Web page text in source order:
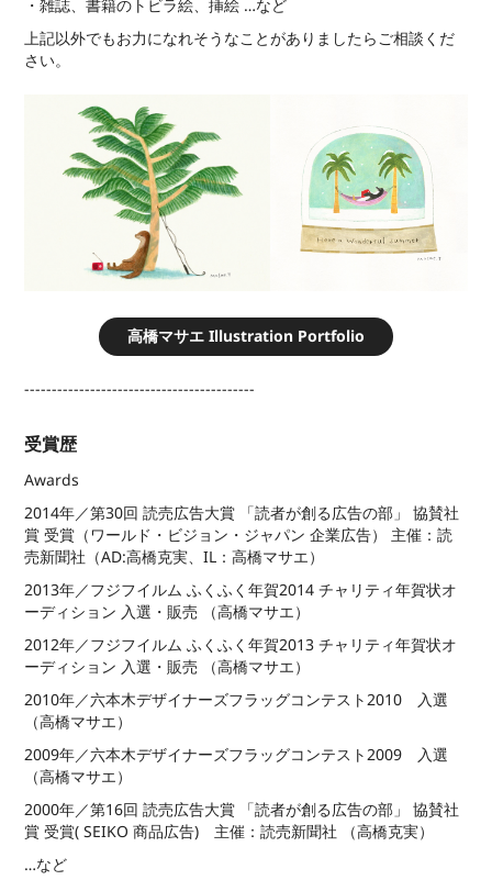
・雑誌、書籍のトビラ絵、挿絵 …など
上記以外でもお力になれそうなことがありましたらご相談くだ
さい。
高橋マサエ Illustration Portfolio
------------------------------------------
受賞歴
Awards
2014年／第30回 読売広告大賞 「読者が創る広告の部」 協賛社
賞 受賞（ワールド・ビジョン・ジャパン 企業広告） 主催：読
売新聞社（AD:高橋克実、IL：高橋マサエ）
2013年／フジフイルム ふくふく年賀2014 チャリティ年賀状オ
ーディション 入選・販売 （高橋マサエ）
2012年／フジフイルム ふくふく年賀2013 チャリティ年賀状オ
ーディション 入選・販売 （高橋マサエ）
2010年／六本木デザイナーズフラッグコンテスト2010 入選
（高橋マサエ）
2009年／六本木デザイナーズフラッグコンテスト2009 入選
（高橋マサエ）
2000年／第16回 読売広告大賞 「読者が創る広告の部」 協賛社
賞 受賞( SEIKO 商品広告) 主催：読売新聞社 （高橋克実）
…など